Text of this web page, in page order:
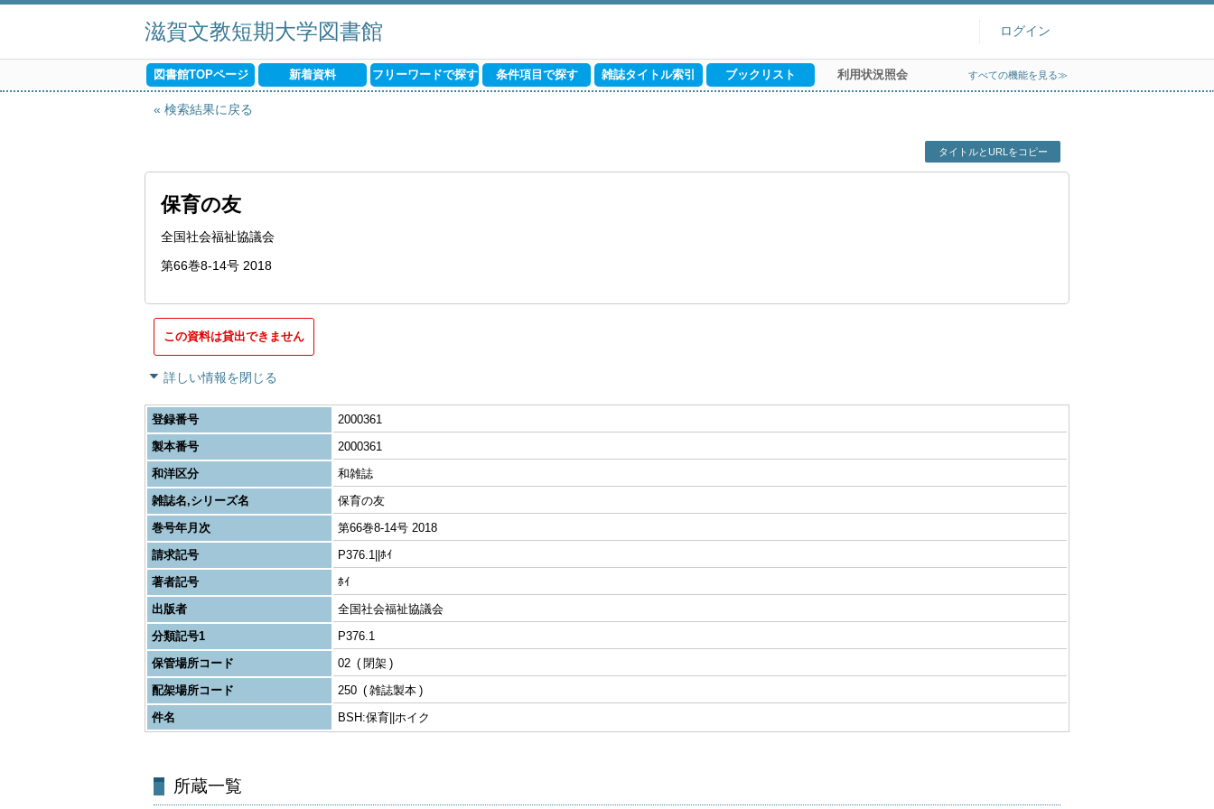
滋賀文教短期大学図書館 ログイン
図書館TOPページ 新着資料 フリーワードで探す 条件項目で探す 雑誌タイトル索引 ブックリスト 利用状況照会 すべての機能を見る≫
検索結果に戻る
タイトルとURLをコピー
保育の友
全国社会福祉協議会
第66巻8-14号 2018
この資料は貸出できません
詳しい情報を閉じる
登録番号
2000361
製本番号
2000361
和洋区分
和雑誌
雑誌名,シリーズ名
保育の友
巻号年月次
第66巻8-14号 2018
請求記号
P376.1||ﾎｲ
著者記号
ﾎｲ
出版者
全国社会福祉協議会
分類記号1
P376.1
保管場所コード
02
閉架
配架場所コード
250
雑誌製本
件名
BSH:保育||ホイク
所蔵一覧